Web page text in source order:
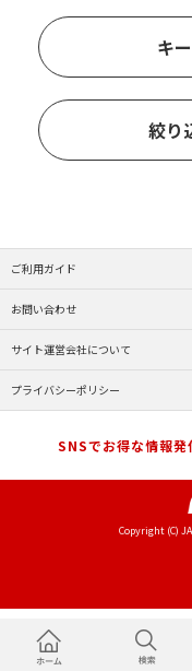
キ
絞り
ご利用ガイド
お問い合わせ
サイト運営会社について
プライバシーポリシー
SNSでお得な情報発
Copyright (C)